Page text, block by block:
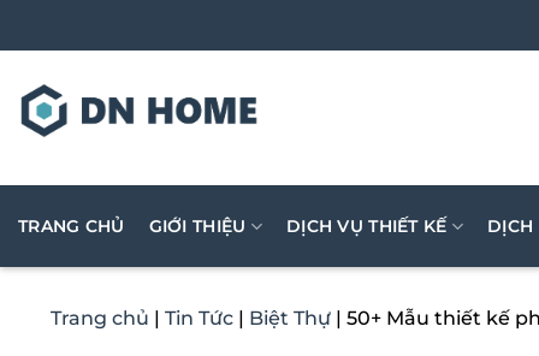
qua
dung
TRANG CHỦ GIỚI THIỆU DỊCH VỤ THIẾT KẾ DỊCH
Trang chủ | Tin Tức | Biệt Thự | 50+ Mẫu thiết kế